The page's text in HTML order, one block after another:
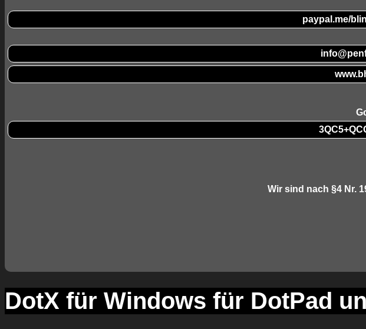
paypal.me/
Wir sind nach §4 Nr.
DotX für Windows für DotPad